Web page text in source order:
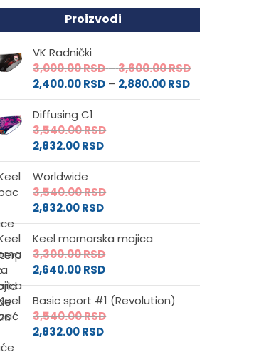
Proizvodi
VK Radnički
3,000.00RSD–3,600.00RSDRaspon
od
2,400.00RSD – 2,880.00RSDRaspon
cena:
2,880.00 RSD
Diffusing C1
3,540.00RSD
2,832.00RSD
Worldwide
3,540.00RSD
2,832.00RSD
Keel mornarska majica
3,300.00RSD
2,640.00RSD
Basic sport #1 (Revolution)
3,540.00RSD
2,832.00RSD